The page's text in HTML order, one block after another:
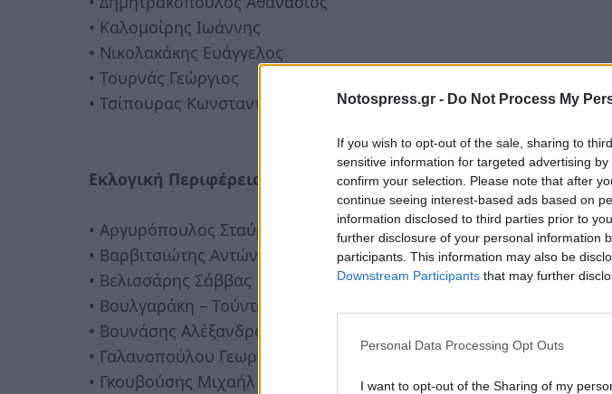
Notospress.gr - Do Not Process My
If you wish to opt-out of the sale, sharing to
sensitive information for targeted advertising
confirm your selection. Please note that after
continue seeing interest-based ads based on
information disclosed to third parties prior to
further disclosure of your personal information
participants. This information may also be
Downstream Participants that may further
Personal Data Processing Opt Outs
I want to opt-out of the Sharing of my
• Καλομοίρης Ιωάννης
• Νικολακάκης Ευάγγελος
• Τουρνάς Γεώργιος
• Τσίπουρας Κωνσταντίνος
Εκλογική Περιφέρεια Σπαρτιατών
• Αργυρόπουλος Σταύρος
• Βαρβιτσιώτης Αντώνιος
• Βελισσάρης Σάββας
• Βουλγαράκη – Τούντα Μαρία
• Βουνάσης Αλέξανδρος
• Γαλανοπούλου Γεωργία
• Γκουβούσης Μιχαήλ